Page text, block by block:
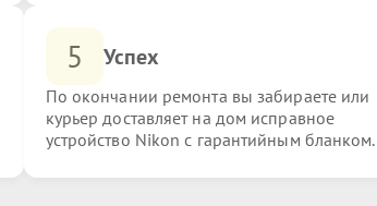
5 Успех
По окончании ремонта вы забираете или
курьер доставляет на дом исправное
устройство Nikon с гарантийным бланком.